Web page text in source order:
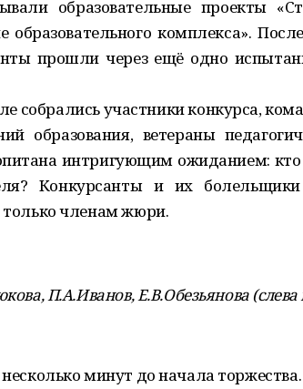
образовательные проекты
образовательного комплекса».
прошли через ещё одно
собрались участники конкурса,
образования, ветераны
интригующим ожиданием: кто
Конкурсанты и их
только членам жюри.
П.А.Иванов, Е.В.Обезьянова (слева
минут до начала